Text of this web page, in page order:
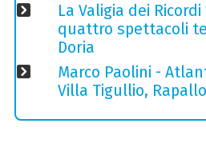
La Valigia dei Ricordi
quattro spettacoli
Doria
Marco Paolini -
Villa Tigullio, Rapallo